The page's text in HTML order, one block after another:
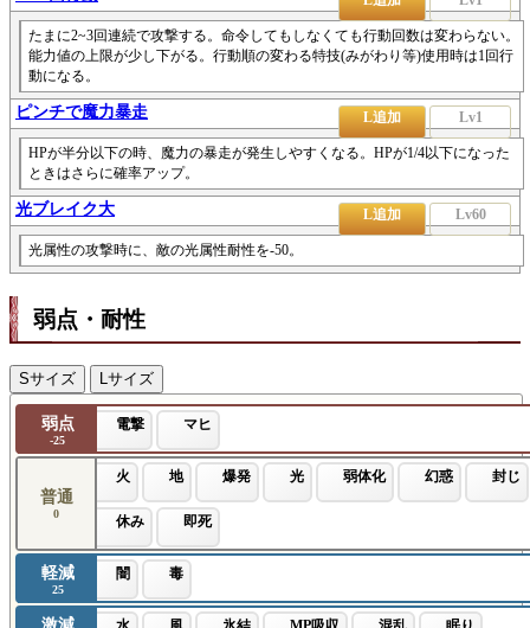
たまに2~3回連続で攻撃する。命令してもしなくても行動回数は変わらない。
能力値の上限が少し下がる。行動順の変わる特技(みがわり等)使用時は1回行
動になる。
ピンチで魔力暴走 L追加 Lv1
HPが半分以下の時、魔力の暴走が発生しやすくなる。HPが1/4以下になった
ときはさらに確率アップ。
光ブレイク大 L追加 Lv60
光属性の攻撃時に、敵の光属性耐性を-50。
弱点・耐性
Sサイズ Lサイズ
弱点
-25
電撃 マヒ
普通
0
火 地 爆発 光 弱体化 幻惑 封じ
休み 即死
軽減
25
闇 毒